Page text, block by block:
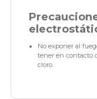
No exponer al
tener en contacto
cloro.